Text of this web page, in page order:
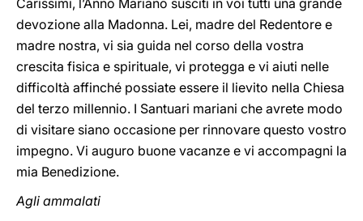
Carissimi, l’Anno Mariano susciti in voi tutti una grande
devozione alla Madonna. Lei, madre del Redentore e
madre nostra, vi sia guida nel corso della vostra
crescita fisica e spirituale, vi protegga e vi aiuti nelle
difficoltà affinché possiate essere il lievito nella Chiesa
del terzo millennio. I Santuari mariani che avrete modo
di visitare siano occasione per rinnovare questo vostro
impegno. Vi auguro buone vacanze e vi accompagni la
mia Benedizione.
Agli ammalati